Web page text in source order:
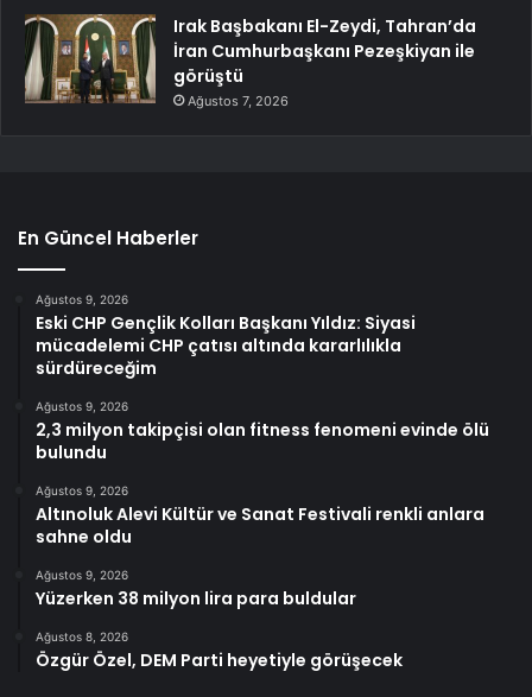
Irak Başbakanı El-Zeydi, Tahran’da
İran Cumhurbaşkanı Pezeşkiyan ile
görüştü
Ağustos 7, 2026
En Güncel Haberler
Ağustos 9, 2026
Eski CHP Gençlik Kolları Başkanı Yıldız: Siyasi
mücadelemi CHP çatısı altında kararlılıkla
sürdüreceğim
Ağustos 9, 2026
2,3 milyon takipçisi olan fitness fenomeni evinde ölü
bulundu
Ağustos 9, 2026
Altınoluk Alevi Kültür ve Sanat Festivali renkli anlara
sahne oldu
Ağustos 9, 2026
Yüzerken 38 milyon lira para buldular
Ağustos 8, 2026
Özgür Özel, DEM Parti heyetiyle görüşecek